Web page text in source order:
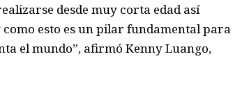
desde muy corta edad así
esto es un pilar fundamental para
el mundo”,afirmó KennyLuango,